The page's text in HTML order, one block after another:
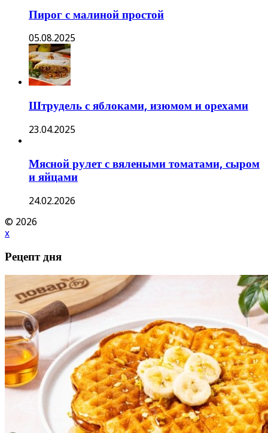
Пирог с малиной простой
05.08.2025
Штрудель с яблоками, изюмом и орехами
23.04.2025
Мясной рулет с вялеными томатами, сыром
и яйцами
24.02.2026
© 2026
x
Рецепт дня